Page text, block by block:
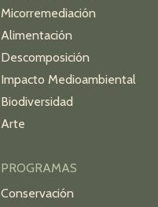
Micorremediación
Alimentación
Descomposición
Impacto Medioambiental
Biodiversidad
Arte
PROGRAMAS
Conservación